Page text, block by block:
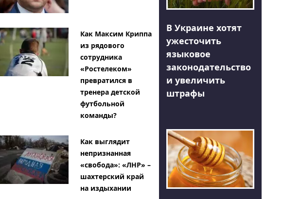
Как Максим Криппа
из рядового
сотрудника
«Ростелеком»
превратился в
тренера детской
футбольной
команды?
Как выглядит
непризнанная
«свобода»: «ЛНР» –
шахтерский край
на издыхании
В Украине хотят
ужесточить
языковое
законодательство
и увеличить
штрафы